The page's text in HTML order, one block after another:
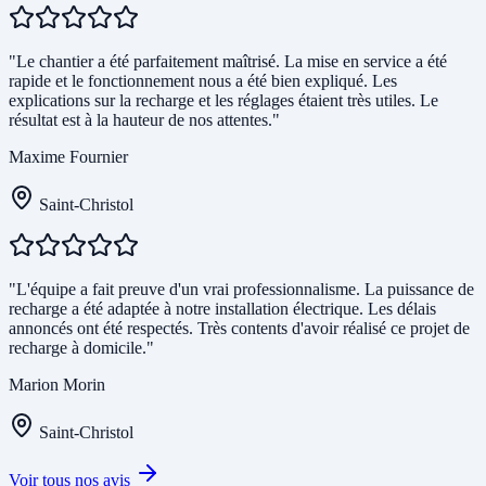
"Le chantier a été parfaitement maîtrisé. La mise en service a été
rapide et le fonctionnement nous a été bien expliqué. Les
explications sur la recharge et les réglages étaient très utiles. Le
résultat est à la hauteur de nos attentes."
Maxime Fournier
Saint-Christol
"L'équipe a fait preuve d'un vrai professionnalisme. La puissance de
recharge a été adaptée à notre installation électrique. Les délais
annoncés ont été respectés. Très contents d'avoir réalisé ce projet de
recharge à domicile."
Marion Morin
Saint-Christol
Voir tous nos avis